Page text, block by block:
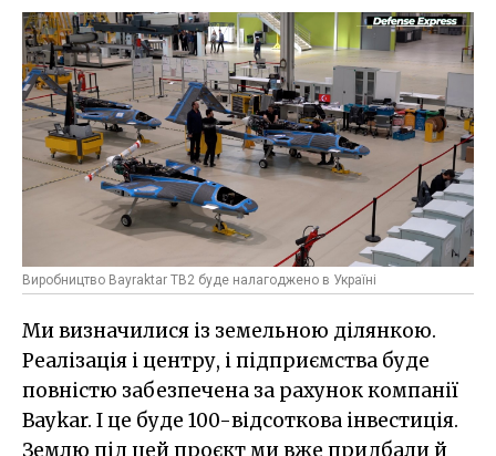
Виробництво Bayraktar TB2 буде налагоджено в Україні
Ми визначилися із земельною ділянкою.
Реалізація і центру, і підприємства буде
повністю забезпечена за рахунок компанії
Baykar. І це буде 100-відсоткова інвестиція.
Землю під цей проєкт ми вже придбали й